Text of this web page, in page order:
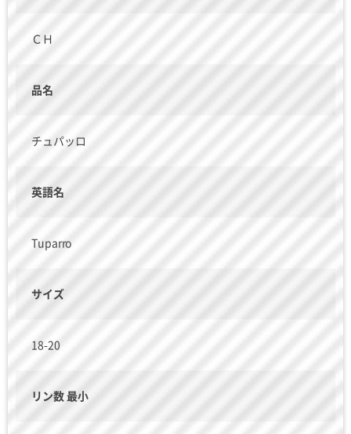
ＣＨ
品名
チュパッロ
英語名
Tuparro
サイズ
18-20
リン数 最小